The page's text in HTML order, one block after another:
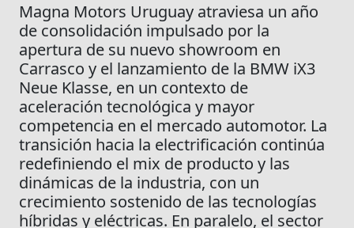
Magna Motors Uruguay atraviesa un año
de consolidación impulsado por la
apertura de su nuevo showroom en
Carrasco y el lanzamiento de la BMW iX3
Neue Klasse, en un contexto de
aceleración tecnológica y mayor
competencia en el mercado automotor. La
transición hacia la electrificación continúa
redefiniendo el mix de producto y las
dinámicas de la industria, con un
crecimiento sostenido de las tecnologías
híbridas y eléctricas. En paralelo, el sector